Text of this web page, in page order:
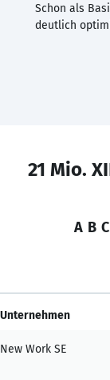
Schon als
deutlich
21 Mio.
A B C
Unternehmen
New Work SE